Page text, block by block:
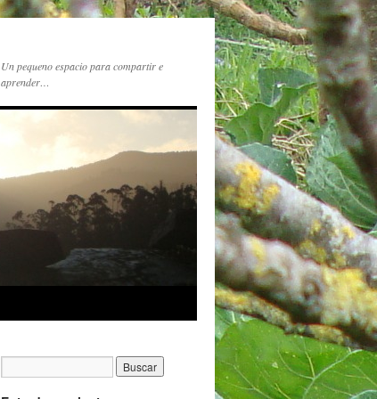
Un pequeno espacio para compartir e
aprender…